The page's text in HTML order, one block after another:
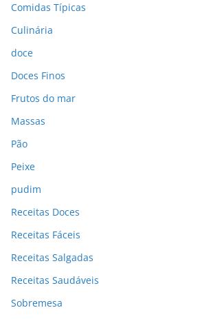
Comidas Típicas
Culinária
doce
Doces Finos
Frutos do mar
Massas
Pão
Peixe
pudim
Receitas Doces
Receitas Fáceis
Receitas Salgadas
Receitas Saudáveis
Sobremesa